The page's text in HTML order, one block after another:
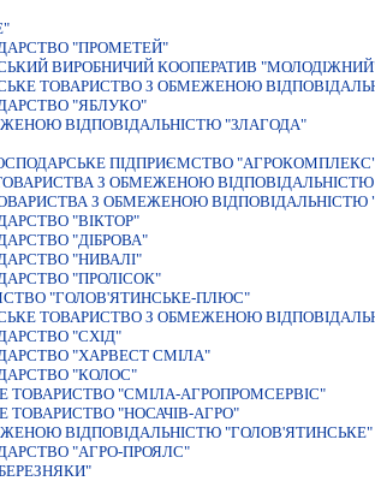
"ПРОМЕТЕЙ"
ВИРОБНИЧИЙ КООПЕРАТИВ
ТОВАРИСТВО З ОБМЕЖЕНОЮ
"ЯБЛУКО"
ВIДПОВIДАЛЬНIСТЮ "ЗЛАГОДА"
ПIДПРИЄМСТВО
З ОБМЕЖЕНОЮ ВІДПОВІДАЛЬНІСТЮ
З ОБМЕЖЕНОЮ ВIДПОВIДАЛЬНIСТЮ
"ВIКТОР"
"ДІБРОВА"
"НИВАЛI"
"ПРОЛIСОК"
"ГОЛОВ'ЯТИНСЬКЕ-ПЛЮС"
ТОВАРИСТВО З ОБМЕЖЕНОЮ
"СХIД"
"ХАРВЕСТ СМІЛА"
"КОЛОС"
ТОВАРИСТВО "СМІЛА-АГРОПРОМСЕРВІС"
ТОВАРИСТВО "НОСАЧIВ-АГРО"
ВІДПОВІДАЛЬНІСТЮ "ГОЛОВ'ЯТИНСЬКЕ"
"АГРО-ПРОЯЛС"